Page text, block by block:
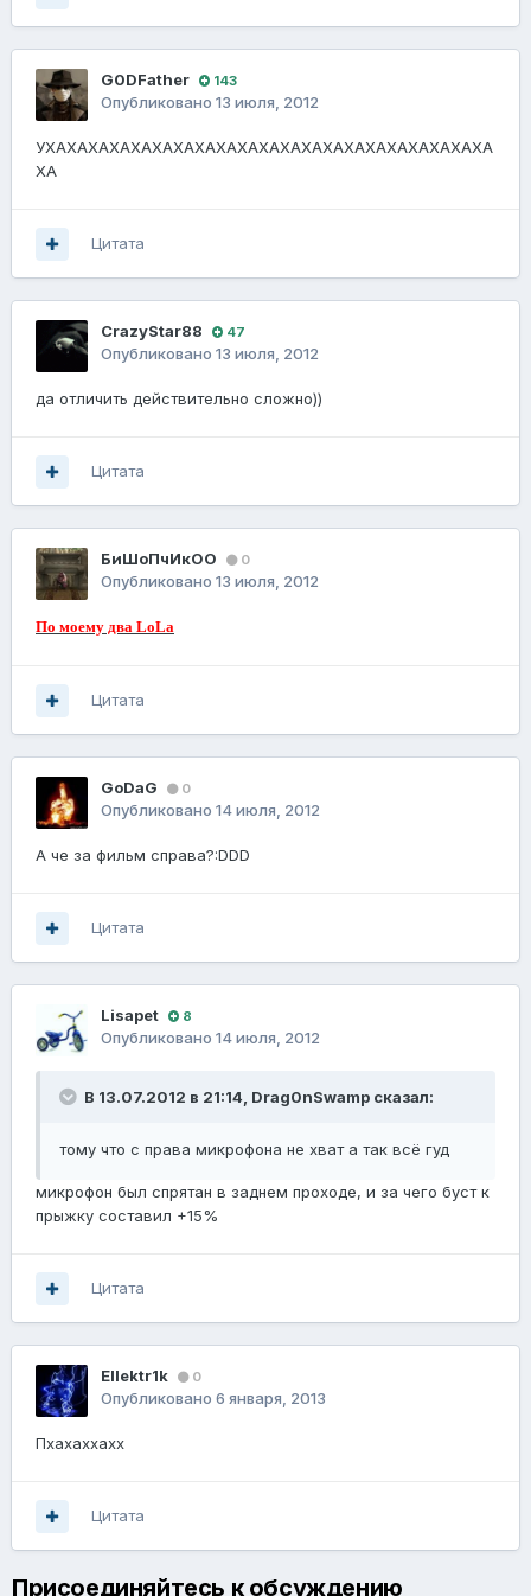
G0DFathеr 143
Опубликовано 13 июля, 2012
УХАХАХАХАХАХАХАХАХАХАХАХАХАХАХАХАХАХАХАХАХА
ХА
Цитата
CrazyStar88 47
Опубликовано 13 июля, 2012
да отличить действительно сложно))
Цитата
БиШоПчИкОО 0
Опубликовано 13 июля, 2012
По моему два LoLа
Цитата
GoDaG 0
Опубликовано 14 июля, 2012
A че за фильм справа?:DDD
Цитата
Lisapet 8
Опубликовано 14 июля, 2012
В 13.07.2012 в 21:14, Drag0nSwamp сказал:
тому что с права микрофона не хват а так всё гуд
микрофон был спрятан в заднем проходе, и за чего буст к
прыжку составил +15%
Цитата
Ellektr1k 0
Опубликовано 6 января, 2013
Пхахаххахх
Цитата
Присоединяйтесь к обсуждению